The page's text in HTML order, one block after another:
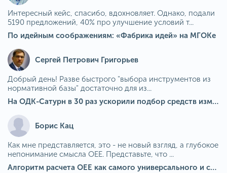
Интересный кейс, спасибо, вдохновляет. Однако, подали
5190 предложений, 40% про улучшение условий т...
По идейным соображениям: «Фабрика идей» на МГОКе
Сергей Петрович Григорьев
Добрый день! Разве быстрого "выбора инструментов из
нормативной базы" достаточно для из...
На ОДК-Сатурн в 30 раз ускорили подбор средств измерения для контроля качества продукции
Борис Кац
Как мне представляется, это - не новый взгляд, а глубокое
непонимание смысла OEE. Представьте, что ...
Алгоритм расчета ОЕЕ как самого универсального и современного показателя эффективности оборудования в мире